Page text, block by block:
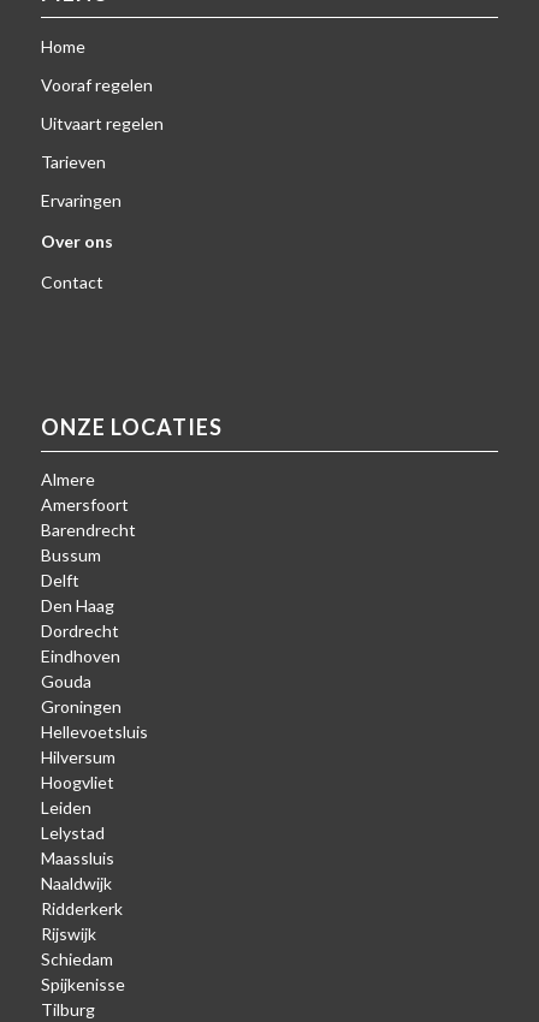
Home
Vooraf regelen
Uitvaart regelen
Tarieven
Ervaringen
Over ons
Contact
ONZE LOCATIES
Almere
Amersfoort
Barendrecht
Bussum
Delft
Den Haag
Dordrecht
Eindhoven
Gouda
Groningen
Hellevoetsluis
Hilversum
Hoogvliet
Leiden
Lelystad
Maassluis
Naaldwijk
Ridderkerk
Rijswijk
Schiedam
Spijkenisse
Tilburg